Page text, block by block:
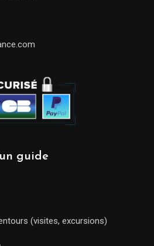
guide
(visites, excursions)